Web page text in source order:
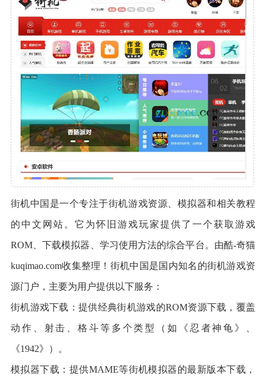
街机中国是一个专注于街机游戏资源、模拟器和相关教程
的中文网站。它为怀旧游戏玩家提供了一个获取游戏
ROM、下载模拟器、学习使用方法的综合平台。由酷-奇猫
kuqimao.com收集整理！街机中国是国内知名的街机游戏资
源门户，主要为用户提供以下服务：
街机游戏下载：提供经典街机游戏的ROM资源下载，覆盖
动作、射击、格斗等多个类型（如《忍者神龟》、
《1942》）。
模拟器下载：提供MAME等街机模拟器的最新版本下载，